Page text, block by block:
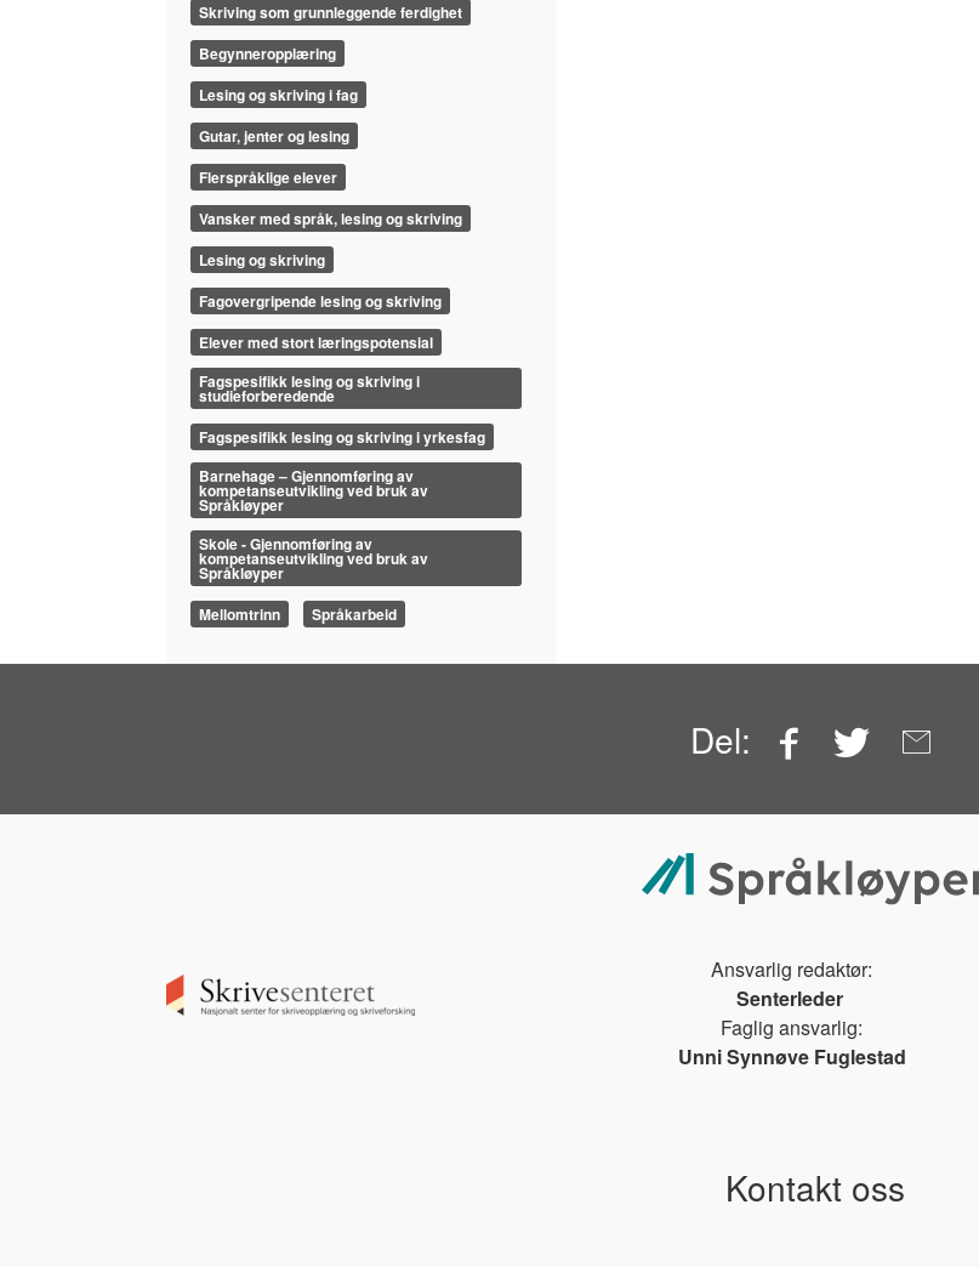
Skriving som grunnleggende ferdighet
Begynneropplæring
Lesing og skriving i fag
Gutar, jenter og lesing
Flerspråklige elever
Vansker med språk, lesing og skriving
Lesing og skriving
Fagovergripende lesing og skriving
Elever med stort læringspotensial
Fagspesifikk lesing og skriving i
studieforberedende
Fagspesifikk lesing og skriving i yrkesfag
Barnehage – Gjennomføring av
kompetanseutvikling ved bruk av
Språkløyper
Skole - Gjennomføring av
kompetanseutvikling ved bruk av
Språkløyper
Mellomtrinn
Språkarbeid
Del: Facebook
Twitter
Image
Ansvarlig redaktør:
Senterleder
Faglig ansvarlig:
Unni Synnøve Fuglestad
Kontakt oss